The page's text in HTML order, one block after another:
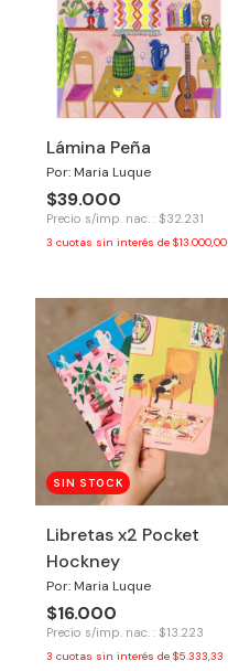
Lámina Peña
Por: Maria Luque
$39.000
Precio s/imp. nac. : $32.231
3 cuotas sin interés de $13.000,00
SIN STOCK
Libretas x2 Pocket
Hockney
Por: Maria Luque
$16.000
Precio s/imp. nac. : $13.223
3 cuotas sin interés de $5.333,33